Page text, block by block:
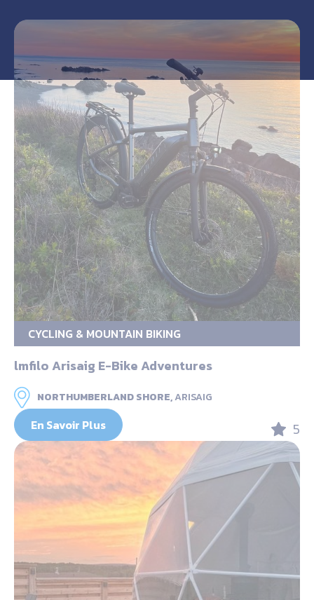
CYCLING & MOUNTAIN BIKING
lmfilo Arisaig E-Bike Adventures
NORTHUMBERLAND SHORE,ARISAIG
En Savoir Plus 5